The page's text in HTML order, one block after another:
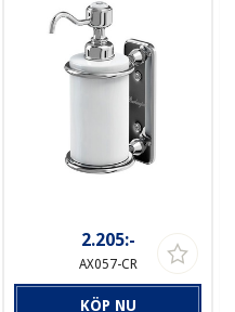
2.205:-
AX057-CR
KÖP NU